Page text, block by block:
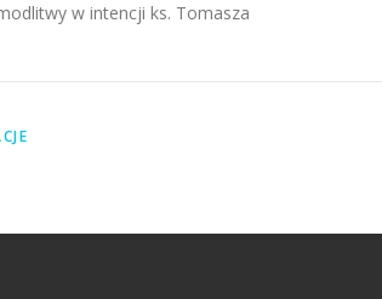
w intencji ks. Tomasza